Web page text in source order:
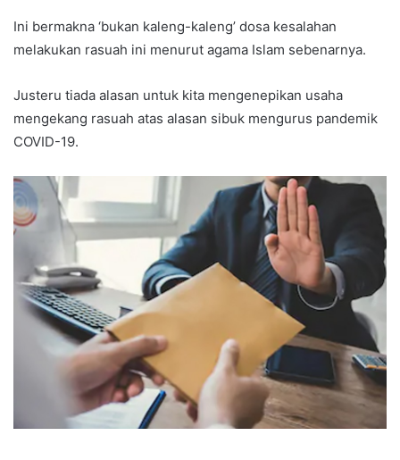
Ini bermakna ‘bukan kaleng-kaleng’ dosa kesalahan
melakukan rasuah ini menurut agama Islam sebenarnya.
Justeru tiada alasan untuk kita mengenepikan usaha
mengekang rasuah atas alasan sibuk mengurus pandemik
COVID-19.